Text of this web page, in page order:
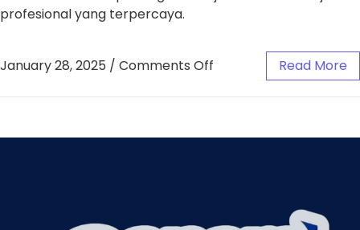
profesional yang terpercaya.
January 28, 2025 / Comments Off Read More